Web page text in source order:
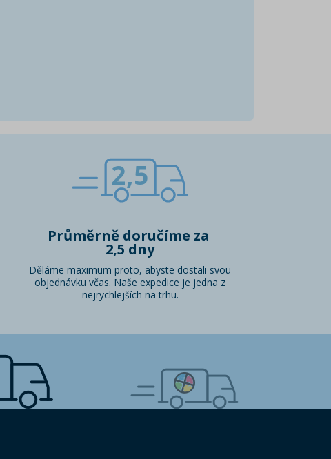
2,5
Průměrně doručíme za
2,5 dny
Děláme maximum proto, abyste dostali svou
objednávku včas. Naše expedice je jedna z
nejrychlejších na trhu.